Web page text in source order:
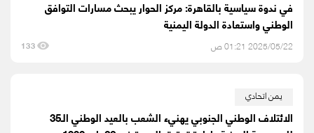
في ندوة سياسية بالقاهرة: مركز الحوار يبحث مسارات التوافق
الوطني واستعادة الدولة اليمنية
2025/05/22 01:21 ص 133
يمن اتحادي
الائتلاف الوطني الجنوبي يهنيء الشعب بالعيد الوطني الـ35